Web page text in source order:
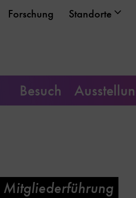
Forschung Standorte
Besuch
Mitgliederführung